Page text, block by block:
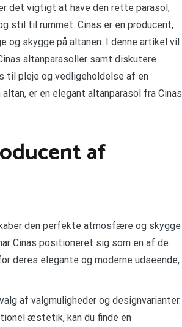
det vigtigt at have den rette parasol,
stil til rummet. Cinas er en producent,
og skygge på altanen. I denne artikel vil
altanparasoller samt diskutere
til pleje og vedligeholdelse af en
er en elegant altanparasol fra Cinas
af
den perfekte atmosfære og skygge
Cinas positioneret sig som en af de
deres elegante og moderne udseende,
af valgmuligheder og designvarianter.
æstetik, kan du finde en